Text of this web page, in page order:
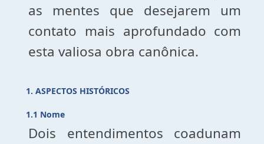
as mentes que desejarem um
contato mais aprofundado com
esta valiosa obra canônica.
1. ASPECTOS HISTÓRICOS
1.1 Nome
Dois entendimentos coadunam